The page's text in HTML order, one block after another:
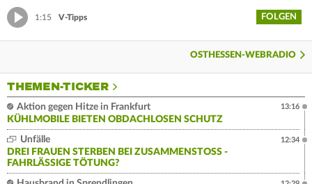
1:15 V-Tipps FOLGEN
OSTHESSEN-WEBRADIO
THEMEN-TICKER
Aktion gegen Hitze in Frankfurt
KÜHLMOBILE BIETEN OBDACHLOSEN SCHUTZ
13:16
Unfälle
DREI FRAUEN STERBEN BEI ZUSAMMENSTOSS - F
AHRLÄSSIGE TÖTUNG?
12:34